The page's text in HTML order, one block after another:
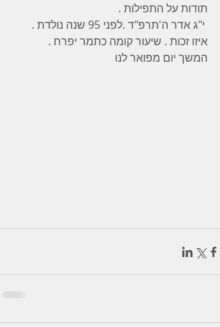
תודות על התפילות .
י"ג אדר ה'תרפ"ד .לפני 95 שנה נולדת .
איזו זכות . שיעור קומה כתמר יפרח .
המשך יום מפואר לנו